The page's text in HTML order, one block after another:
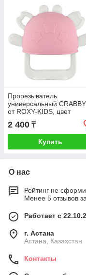
Прорезыватель
универсальный CRABBY
от ROXY-KIDS, цвет
розовый
2 400 ₸
Купить
О нас
Рейтинг не
Менее 5 отзывов
Работает с
г. Астана
Астана, Казахстан
Контакты